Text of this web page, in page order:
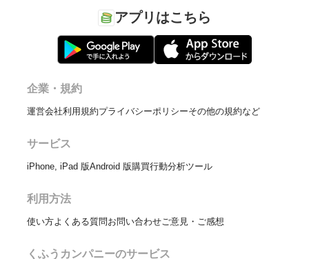
アプリはこちら
企業・規約
運営会社利用規約プライバシーポリシーその他の規約など
サービス
iPhone, iPad 版Android 版購買行動分析ツール
利用方法
使い方よくある質問お問い合わせご意見・ご感想
くふうカンパニーのサービス